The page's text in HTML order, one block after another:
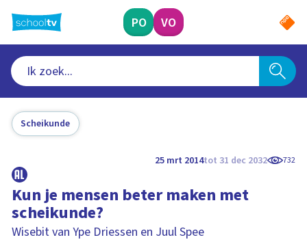
naar
hoofdinhoud
PO VO
Scheikunde
25 mrt 2014tot 31 dec 2032 732
Kun je mensen beter maken met
scheikunde?
Wisebit van Ype Driessen en Juul Spee